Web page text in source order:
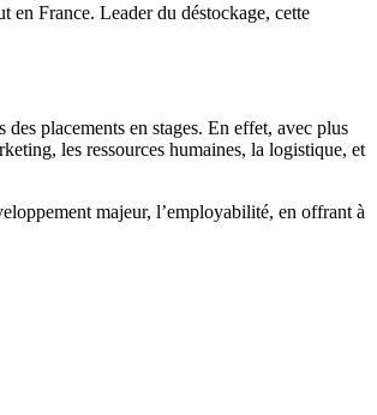
en France. Leader du déstockage, cette
placements en stages. En effet, avec plus
les ressources humaines, la logistique, et
majeur, l’employabilité, en offrant à